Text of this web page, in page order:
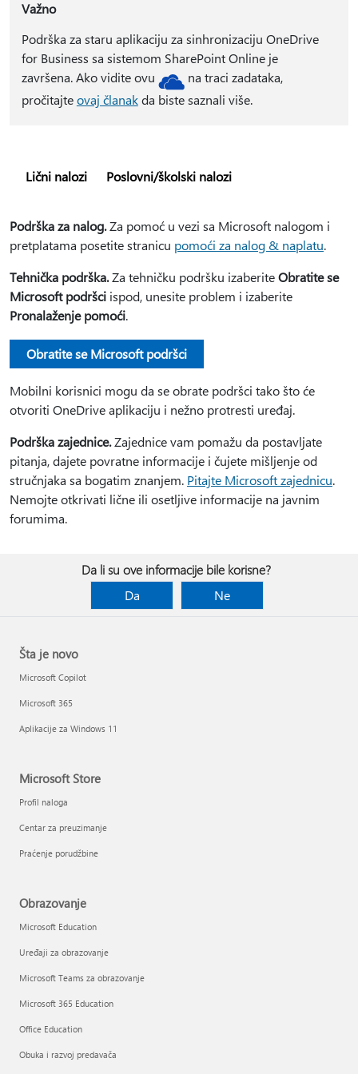
Važno
Podrška za staru aplikaciju za sinhronizaciju OneDrive
for Business sa sistemom SharePoint Online je
završena. Ako vidite ovu
na traci zadataka,
pročitajteovaj članakda biste saznali više.
Lični nalozi Poslovni/školski nalozi
Podrška za nalog.Za pomoć u vezi sa Microsoft nalogom i
pretplatama posetite stranicu pomoći za nalog & naplatu.
Tehnička podrška.Za tehničku podršku izaberiteObratite se
Microsoft podršci ispod, unesite problem i izaberite
Pronalaženje pomoći.
Obratite se Microsoft podršci
Mobilni korisnici mogu da se obrate podršci tako što će
otvoriti OneDrive aplikaciju i nežno protresti uređaj.
Podrška zajednice.Zajednice vam pomažu da postavljate
pitanja, dajete povratne informacije i čujete mišljenje od
stručnjaka sa bogatim znanjem. Pitajte Microsoft zajednicu.
Nemojte otkrivati lične ili osetljive informacije na javnim
forumima.
Da li su ove informacije bile korisne?
Da
Ne
Šta je novo
Microsoft Copilot
Microsoft 365
Aplikacije za Windows 11
Microsoft Store
Profil naloga
Centar za preuzimanje
Praćenje porudžbine
Obrazovanje
Microsoft Education
Uređaji za obrazovanje
Microsoft Teams za obrazovanje
Microsoft 365 Education
Office Education
Obuka i razvoj predavača